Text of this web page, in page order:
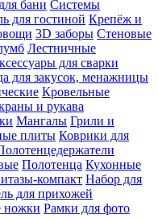
бани Системы
для гостиной Крепёж и
3D заборы Стеновые
Лестничные
для сварки
для закусок, менажницы
Кровельные
и рукава
Мангалы Грили и
плиты Коврики для
Полотенца Кухонные
компакт Набор для
для прихожей
ножки Рамки для фото